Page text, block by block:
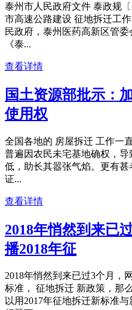
泰州市人民政府文件 泰政规
市高速公路建设 征地拆迁工
民政府，泰州医药高新区管委
《泰...
查看详情
国土资源部批示：
使用权
全国各地的 房屋拆迁 工作一
普遍因农民未宅基地确权，
低，助长其嚣张气焰。更有
证...
查看详情
2018年悄然到来已
播2018年征
2018年悄然到来已过3个月，
标准， 征地拆迁 新政策，那
以用2017年征地拆迁新标准